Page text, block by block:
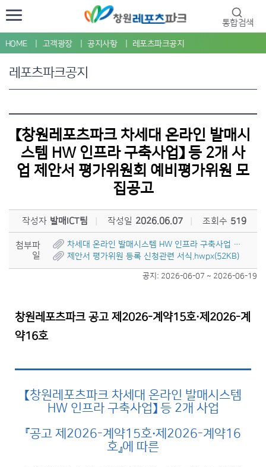
통합검색
HOME 고객광장 공지사항 레포츠파크공지
레포츠파크공지
【창원레포츠파크 차세대 온라인 발매시
스템 HW 인프라 구축사업】 등 2개 사
업 제안서 평가위원회 예비평가위원 모
집공고
작성자 발매ICT팀 작성일 2026.06.07 조회수 519
첨부파
일
차세대 온라인 발매시스템 HW 인프라 구축사업 등 2개 사업 제안서 평가위원 모집 안내.hwpx(59KB)
제안서 평가위원 등록 신청관련 서식.hwpx(52KB)
공지: 2026-06-07 ~ 2026-06-19
창원레포츠파크 공고 제2026-계약15호·제2026-계
약16호
【창원레포츠파크 차세대 온라인 발매시스템
HW 인프라 구축사업】 등 2개 사업
『공고 제2026-계약15호·제2026-계약16
호』에 따른